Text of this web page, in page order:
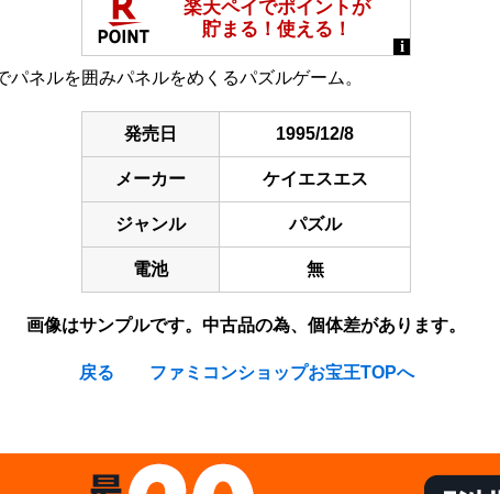
ネルを囲みパネルをめくるパズルゲーム。
発売日 1995/12/8
メーカー ケイエスエス
ジャンル パズル
電池 無
画像はサンプルです。中古品の為、個体差があります。
戻る ファミコンショップお宝王TOPへ